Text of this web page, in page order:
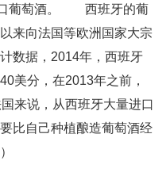
口葡萄酒。 西班牙的葡
来向法国等欧洲国家大宗
数据，2014年，西班牙
美分，在2013年之前，
来说，从西班牙大量进口
比自己种植酿造葡萄酒经